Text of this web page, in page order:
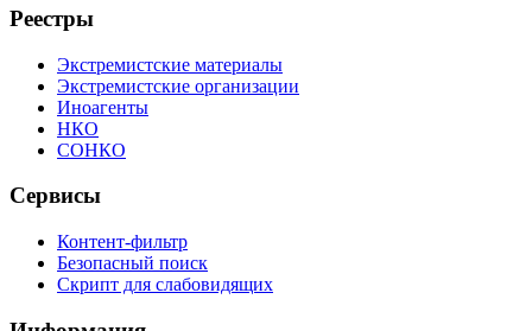
Реестры
Экстремистские материалы
Экстремистские организации
Иноагенты
НКО
СОНКО
Сервисы
Контент-фильтр
Безопасный поиск
Скрипт для слабовидящих